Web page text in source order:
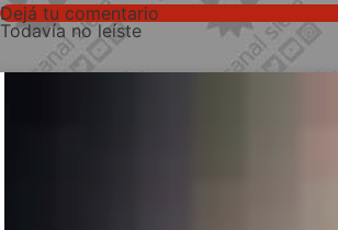
Dejá tu comentario
Todavía no leíste